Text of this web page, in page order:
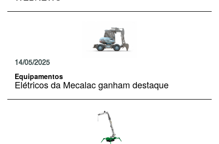
14/05/2025
Equipamentos
Elétricos da Mecalac ganham destaque